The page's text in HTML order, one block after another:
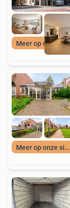
Meer op onze site
Meer op onze site